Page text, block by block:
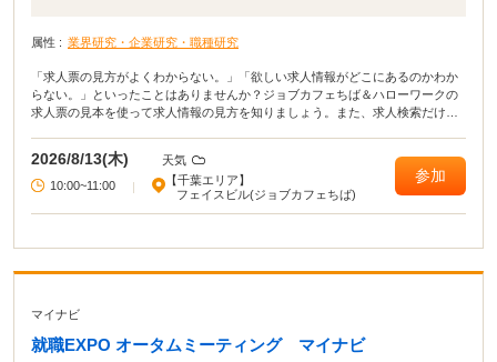
属性 : 業界研究・企業研究・職種研究
「求人票の見方がよくわからない。」「欲しい求人情報がどこにあるのかわか
らない。」といったことはありませんか？ジョブカフェちば＆ハローワークの
求人票の見本を使って求人情報の見方を知りましょう。また、求人検索だけで
2026/8/13(木)
天気
10:00~11:00
|
【千葉エリア】
フェイスビル(ジョブカフェちば)
参加
マイナビ
就職EXPO オータムミーティング マイナビ